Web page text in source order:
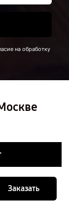
на обработку
Заказать